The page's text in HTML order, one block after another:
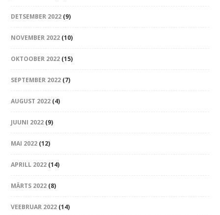
DETSEMBER 2022 (9)
NOVEMBER 2022 (10)
OKTOOBER 2022 (15)
SEPTEMBER 2022 (7)
AUGUST 2022 (4)
JUUNI 2022 (9)
MAI 2022 (12)
APRILL 2022 (14)
MÄRTS 2022 (8)
VEEBRUAR 2022 (14)